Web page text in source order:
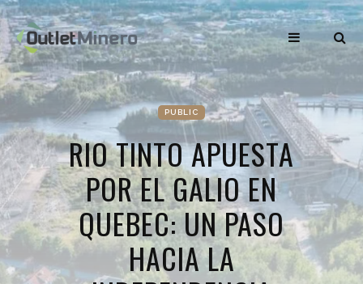
PUBLIC
RIO TINTO APUESTA
POR EL GALIO EN
QUEBEC: UN PASO
HACIA LA